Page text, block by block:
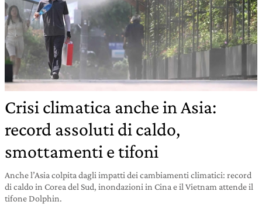
Crisi climatica anche in Asia:
record assoluti di caldo,
smottamenti e tifoni
Anche l’Asia colpita dagli impatti dei cambiamenti climatici: record
di caldo in Corea del Sud, inondazioni in Cina e il Vietnam attende il
tifone Dolphin.